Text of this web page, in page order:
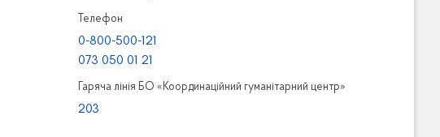
Телефон
0-800-500-121
073 050 01 21
Гаряча лінія БО «Координаційний гуманітарний центр»
203